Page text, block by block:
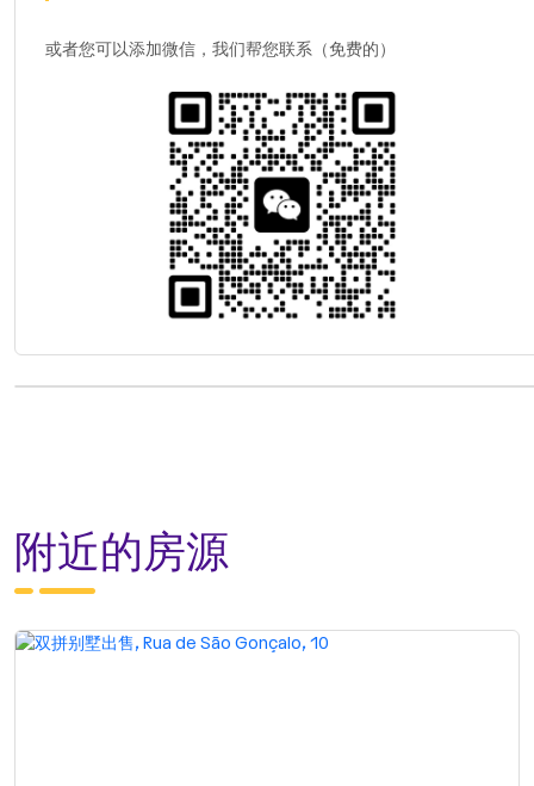
或者您可以添加微信，我们帮您联系（免费的）
附近的房源